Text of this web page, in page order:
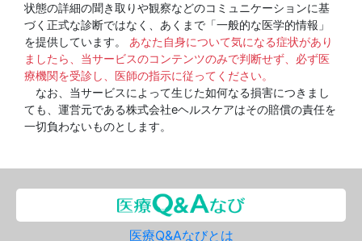
状態の詳細の聞き取りや観察などのコミュニケーションに基
づく正式な診断ではなく、あくまで「一般的な医学的情報」
を提供しています。 あなた自身について気になる症状があり
ましたら、当サービスのコンテンツのみで判断せず、必ず医
療機関を受診し、医師の指示に従ってください。
なお、当サービスによって生じた如何なる損害につきまし
ても、運営元である株式会社eヘルスケアはその賠償の責任を
一切負わないものとします。
医療Q&Aなびとは